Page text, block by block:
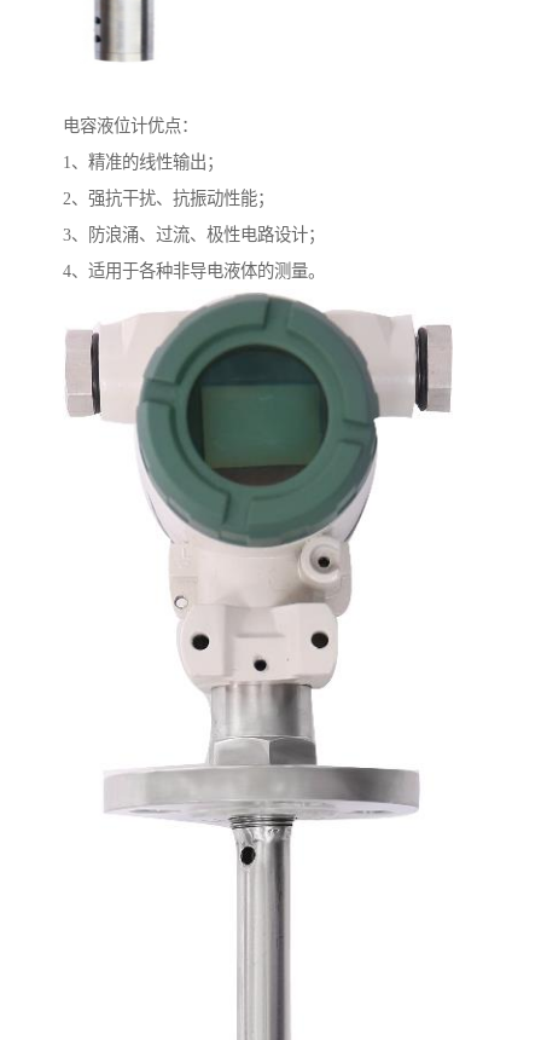
电容液位计优点：
1、精准的线性输出；
2、强抗干扰、抗振动性能；
3、防浪涌、过流、极性电路设计；
4、适用于各种非导电液体的测量。